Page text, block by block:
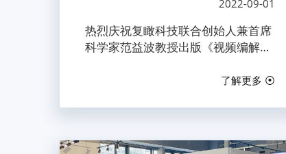
2022-09-01
热烈庆祝复瞰科技联合创始人兼首席
科学家范益波教授出版《视频编解码
了解更多 ⦿